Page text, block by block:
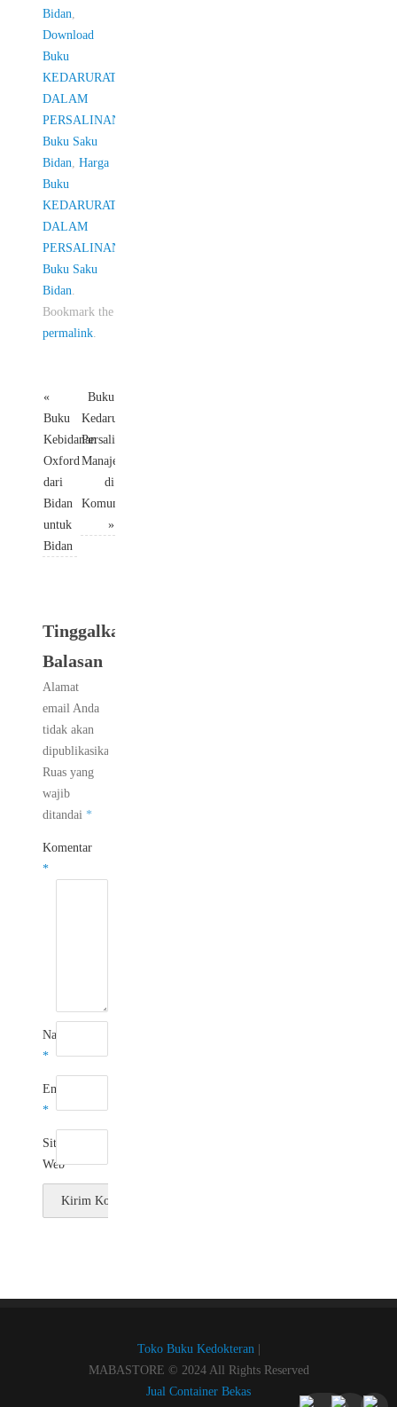
Bidan
Download
Buku
KEDARURATAN
DALAM
PERSALINAN
Buku Saku
Bidan Harga
Buku
KEDARURATAN
DALAM
PERSALINAN
Buku Saku
Bidan
Bookmark the
permalink
«
Buku
Kebidanan
Oxford
dari
Bidan
untuk
Bidan
Buku
Kedaruratan
Persalinan
Manajemen
di
Komunitas
»
Tinggalkan
Balasan
Alamat
email Anda
tidak akan
dipublikasikan.
Ruas yang
wajib
ditandai *
Komentar
*
Nama
*
Email
*
Situs
Web
Toko Buku Kedokteran |
MABASTORE © 2024 All Rights Reserved
Jual Container Bekas